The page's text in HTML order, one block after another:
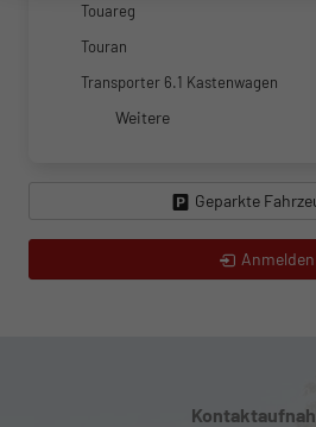
Touareg
Touran
Transporter 6.1 Kastenwagen
Weitere
Geparkte
Anmelden